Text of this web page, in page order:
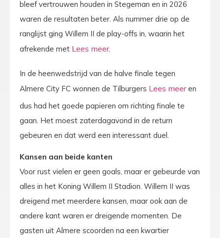
bleef vertrouwen houden in Stegeman en in 2026
waren de resultaten beter. Als nummer drie op de
ranglijst ging Willem II de play-offs in, waarin het
afrekende met
.
In de heenwedstrijd van de halve finale tegen
Almere City FC wonnen de Tilburgers
en
dus had het goede papieren om richting finale te
gaan. Het moest zaterdagavond in de return
gebeuren en dat werd een interessant duel.
Kansen aan beide kanten
Voor rust vielen er geen goals, maar er gebeurde van
alles in het Koning Willem II Stadion. Willem II was
dreigend met meerdere kansen, maar ook aan de
andere kant waren er dreigende momenten. De
gasten uit Almere scoorden na een kwartier